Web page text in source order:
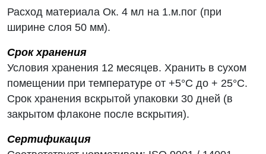
Расход материала Ок. 4 мл на 1.м.пог (при
ширине слоя 50 мм).
Срок хранения
Условия хранения 12 месяцев. Хранить в сухом
помещении при температуре от +5°C до + 25°C.
Срок хранения вскрытой упаковки 30 дней (в
закрытом флаконе после вскрытия).
Сертификация